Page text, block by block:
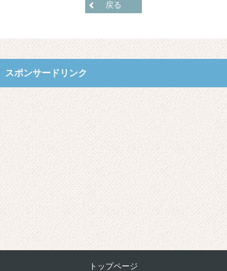
戻る
スポンサードリンク
トップページ